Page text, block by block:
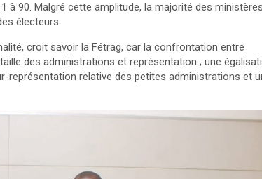
à 90. Malgré cette amplitude, la majorité des ministères
électeurs.
croit savoir la Fétrag, car la confrontation entre
des administrations et représentation ; une
représentation relative des petites administrations et